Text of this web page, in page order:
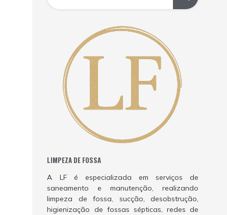
LIMPEZA DE FOSSA
A LF é especializada em serviços de
saneamento e manutenção, realizando
limpeza de fossa, sucção, desobstrução,
higienização de fossas sépticas, redes de